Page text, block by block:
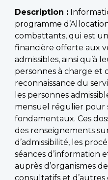
Description :
programme
combattants, qui est
financière offerte aux
admissibles, ainsi qu’à
personnes à charge et
reconnaissance du
les personnes
mensuel régulier pour
fondamentaux. Ces
des renseignements
d’admissibilité, les
séances d’information
auprès d’organismes
consultatifs et